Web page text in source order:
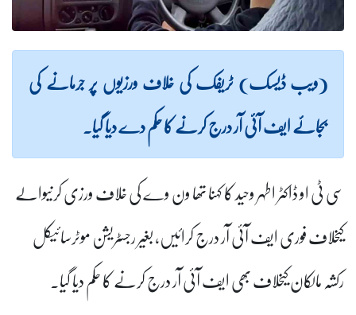
(ویب ڈیسک) ٹریفک کی خلاف ورزیوں پر جرمانے کی
بجائے ایف آئی آر درج کرنے کا حکم دے دیا گیا۔
سی ٹی او ڈاکٹر اطہر وحید کا کہنا تھا ون وے کی خلاف ورزی کرنیوالے
کیخلاف فوری ایف آئی آر درج کرائیں، بغیر رجسٹریشن موٹرسائیکل
رکشہ مالکان کیخلاف بھی ایف آئی آر درج کرنے کا حکم دیا گیا۔